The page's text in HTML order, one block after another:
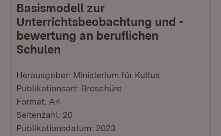
Basismodell zur
Unterrichtsbeobachtung und -
bewertung an beruflichen
Schulen
Herausgeber: Ministerium für Kultus
Publikationsart: Broschüre
Format: A4
Seitenzahl: 20
Publikationsdatum: 2023